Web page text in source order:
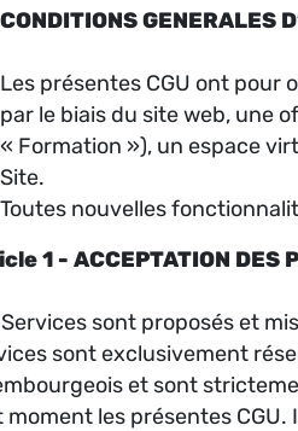
CONDITIONS GENERALES
Les présentes CGU ont pour
par le biais du site web, une
« Formation »), un espace
Site.
Toutes nouvelles
1 - ACCEPTATION DES
sont proposés et
sont exclusivement
et sont
les présentes CGU.